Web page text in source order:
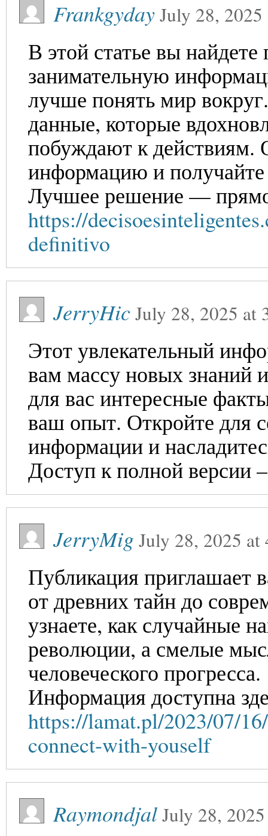
FrankgydayJuly 28, 2025
В этой статье вы
занимательную
лучше понять мир
данные, которые
побуждают к действиям.
информацию и получайте
Лучшее решение —
https://
definitivo
JerryHicJuly 28, 2025 at
Этот увлекательный
вам массу новых знаний
для вас интересные
ваш опыт. Откройте для
информации и
Доступ к полной версии
JerryMig July 28, 2025 at
Публикация приглашает
от древних тайн до
узнаете, как случайные
революции, а смелые
человеческого прогресса.
Информация доступна
https://lamat.pl/2023/07/
connect-with-youself
RaymondjalJuly 28, 2025